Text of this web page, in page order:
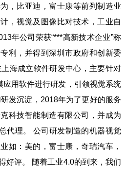
，比亚迪，富士康等前列制造业
，视觉及图像比对技术，工业自
年公司荣获“***高新技术企业”称
利，并得到深圳市政府和创新委
海成立软件研发中心，主要针对
用软件进行研发，引领视觉系统
发沉淀，2018年为了更好的服务
科技智能制造有限公司，并成为
代理。 公司研发制造的机器视觉
如：美的，富士康，奇瑞汽车，
好评。 随着工业4.0的到来，我们